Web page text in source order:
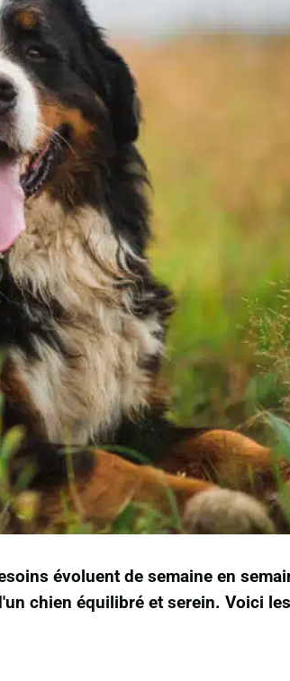
évoluent de semaine en
chien équilibré et serein. Voici